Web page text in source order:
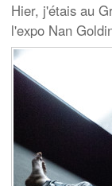
Hier, j'étais au
l'expo Nan